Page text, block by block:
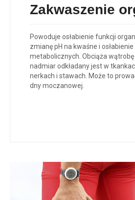
Zakwaszenie
Powoduje osłabienie funkcji
zmianę pH na kwaśne i
metabolicznych. Obciąża wątrobę
nadmiar odkładany jest w
nerkach i stawach. Może to
dny moczanowej.